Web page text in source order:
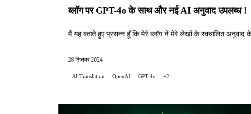
ब्लॉग पर GPT-4o के साथ और नई AI अनुवाद उपलब्ध !
मैं यह बताते हुए प्रसन्न हूँ कि मेरे ब्लॉग ने मेरे लेखों के स्वचालित
28 सितंबर 2024
AI Translation OpenAI GPT-4o +2